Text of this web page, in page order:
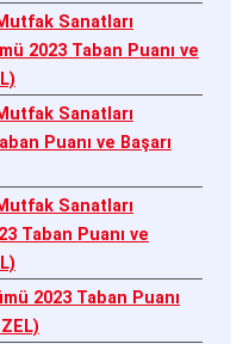
Sanatları
2023 Taban Puanı ve
Sanatları
Puanı ve Başarı
Sanatları
Taban Puanı ve
2023 Taban Puanı